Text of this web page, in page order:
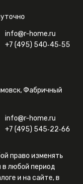
info@r-home.ru
+7 (495) 540‑45‑55
Фабричный
info@r-home.ru
+7 (495) 545‑22‑66
право изменять
в любой период
и на сайте, в